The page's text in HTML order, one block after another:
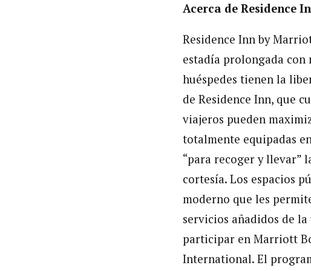
Acerca de Residence
Residence Inn by
estadía prolongada con
huéspedes tienen la
de Residence Inn, que
viajeros pueden
totalmente equipadas
“para recoger y llevar”
cortesía. Los espacios
moderno que les
servicios añadidos de
participar en Marriott
International. El